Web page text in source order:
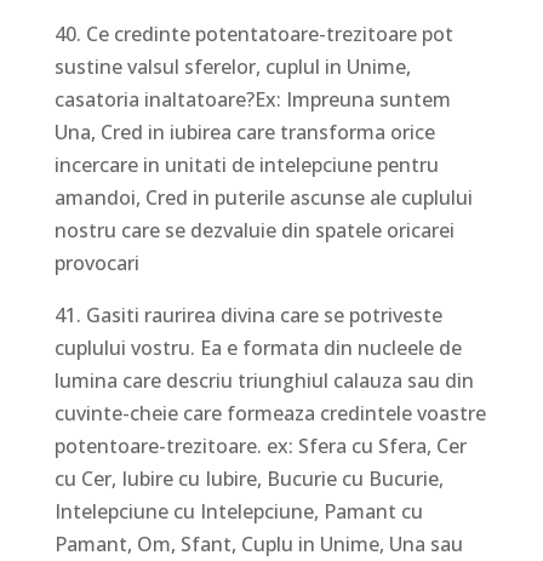
40. Ce credinte potentatoare-trezitoare pot
sustine valsul sferelor, cuplul in Unime,
casatoria inaltatoare?Ex: Impreuna suntem
Una, Cred in iubirea care transforma orice
incercare in unitati de intelepciune pentru
amandoi, Cred in puterile ascunse ale cuplului
nostru care se dezvaluie din spatele oricarei
provocari
41. Gasiti raurirea divina care se potriveste
cuplului vostru. Ea e formata din nucleele de
lumina care descriu triunghiul calauza sau din
cuvinte-cheie care formeaza credintele voastre
potentoare-trezitoare. ex: Sfera cu Sfera, Cer
cu Cer, Iubire cu Iubire, Bucurie cu Bucurie,
Intelepciune cu Intelepciune, Pamant cu
Pamant, Om, Sfant, Cuplu in Unime, Una sau